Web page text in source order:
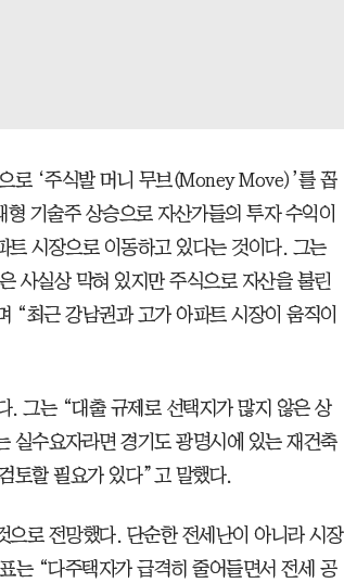
로 ‘주식발 머니 무브(Money Move)’를 꼽
기술주 상승으로 자산가들의 투자 수익이
시장으로 이동하고 있다는 것이다. 그는
사실상 막혀 있지만 주식으로 자산을 불린
“최근 강남권과 고가 아파트 시장이 움직이
. 그는 “대출 규제로 선택지가 많지 않은 상
실수요자라면 경기도 광명시에 있는 재건축
토할 필요가 있다”고 말했다.
로 전망했다. 단순한 전세난이 아니라 시장
는 “다주택자가 급격히 줄어들면서 전세 공